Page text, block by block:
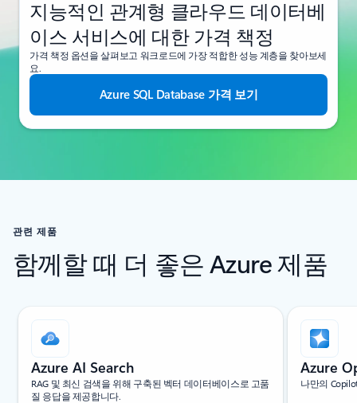
지능적인 관계형 클라우드 데이터베
이스 서비스에 대한 가격 책정
가격 책정 옵션을 살펴보고 워크로드에 가장 적합한 성능 계층을 찾아보세
요.
Azure SQL Database 가격 보기
관련 제품
함께할 때 더 좋은 Azure 제품
슬라이드 1/4 표시
Azure AI Search
RAG 및 최신 검색을 위해 구축된 벡터 데이터베이스로 고품
질 응답을 제공합니다.
Azure
나만의